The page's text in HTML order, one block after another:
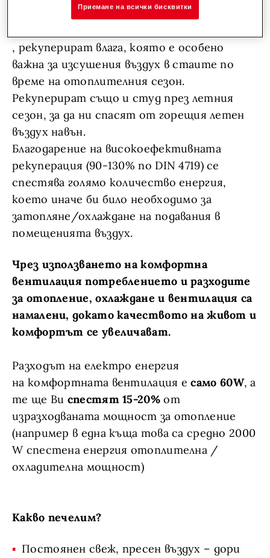
Освен рекуперация на топлина, апаратите
, рекуперират влага, която е особено
важна за изсушения въздух в стаите по
време на отоплителния сезон.
Рекуперират също и студ през летния
сезон, за да ни спасят от горещия летен
въздух навън.
Благодарение на високоефективната
рекуперация (90-130% по DIN 4719) се
спестява голямо количество енергия,
което иначе би било необходимо за
затопляне/охлаждане на подавания в
помещенията въздух.
Чрез използването на комфортна
вентилация потреблението и разходите
за отопление, охлаждане и вентилация са
намалени, докато качеството на живот и
комфортът се увеличават.
Разходът на електро енергия
на комфортната вентилация е само 60W, а
те ще Ви спестят 15-20%от
изразходваната мощност за отопление
(например в една къща това са средно 2000
W спестена енергия отоплителна /
охладителна мощност)
Какво печелим?
Постоянен свеж, пресен въздух – дори
Приемане на всички бисквитки